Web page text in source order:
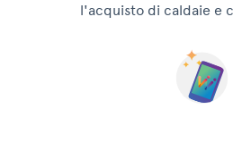
l'acquisto di caldaie e